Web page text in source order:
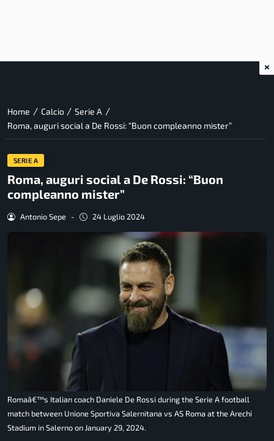
Home / Calcio / Serie A /
Roma, auguri social a De Rossi: “Buon compleanno mister”
SERIE A
Roma, auguri social a De Rossi: “Buon
compleanno mister”
Antonio Sepe - 24 Luglio 2024
Romaâ€™s Italian coach Daniele De Rossi during the Serie A football
match between Unione Sportiva Salernitana vs AS Roma at the Arechi
Stadium in Salerno on January 29, 2024.
×